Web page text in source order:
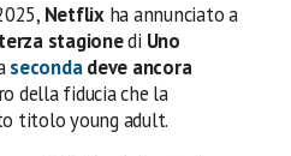
Netflixha annunciato a
terza stagionedi Uno
secondadeve ancora
della fiducia che la
titolo young adult.